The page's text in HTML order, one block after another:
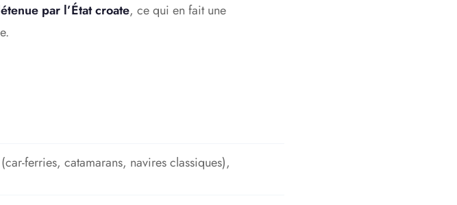
par l’État croate, ce qui en fait une
(car-ferries, catamarans, navires classiques),